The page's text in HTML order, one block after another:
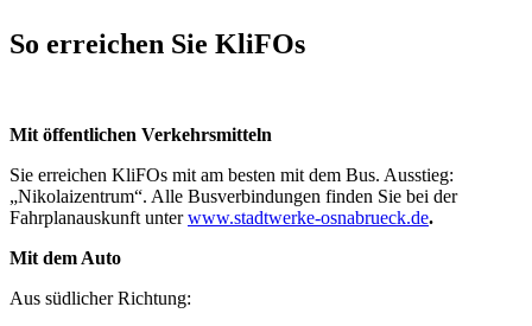
So erreichen Sie KliFOs
Mit öffentlichen Verkehrsmitteln
Sie erreichen KliFOs mit am besten mit dem Bus. Ausstieg:
„Nikolaizentrum“. Alle Busverbindungen finden Sie bei der
Fahrplanauskunft unterwww.stadtwerke-osnabrueck.de.
Mit dem Auto
Aus südlicher Richtung: